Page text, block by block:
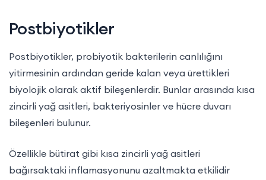
Postbiyotikler
Postbiyotikler, probiyotik bakterilerin canlılığını
yitirmesinin ardından geride kalan veya ürettikleri
biyolojik olarak aktif bileşenlerdir. Bunlar arasında kısa
zincirli yağ asitleri, bakteriyosinler ve hücre duvarı
bileşenleri bulunur.
Özellikle bütirat gibi kısa zincirli yağ asitleri
bağırsaktaki inflamasyonunu azaltmakta etkilidir